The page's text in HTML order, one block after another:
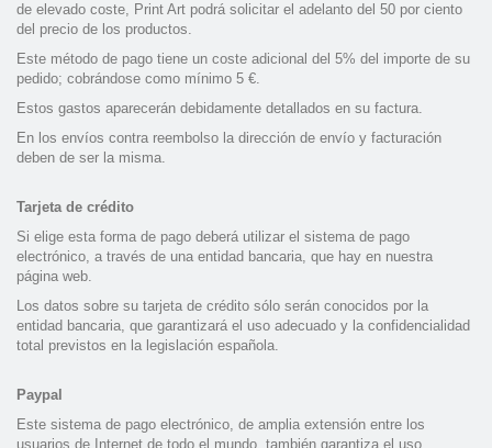
de elevado coste, Print Art podrá solicitar el adelanto del 50 por ciento
del precio de los productos.
Este método de pago tiene un coste adicional del 5% del importe de su
pedido; cobrándose como mínimo 5 €.
Estos gastos aparecerán debidamente detallados en su factura.
En los envíos contra reembolso la dirección de envío y facturación
deben de ser la misma.
Tarjeta de crédito
Si elige esta forma de pago deberá utilizar el sistema de pago
electrónico, a través de una entidad bancaria, que hay en nuestra
página web.
Los datos sobre su tarjeta de crédito sólo serán conocidos por la
entidad bancaria, que garantizará el uso adecuado y la confidencialidad
total previstos en la legislación española.
Paypal
Este sistema de pago electrónico, de amplia extensión entre los
usuarios de Internet de todo el mundo, también garantiza el uso